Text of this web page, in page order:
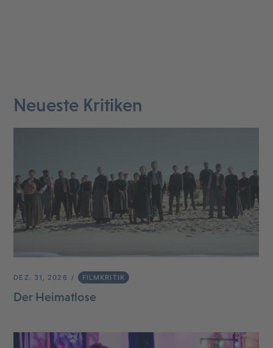
Neueste Kritiken
DEZ. 31, 2026 FILMKRITIK
Der Heimatlose